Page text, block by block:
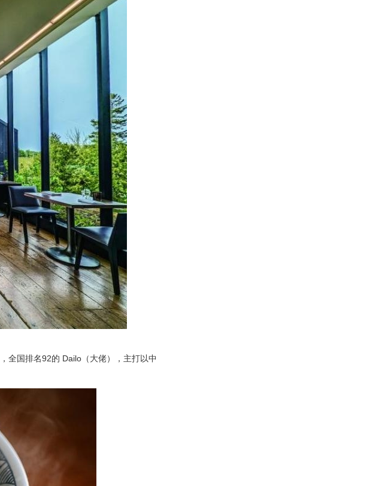
，全国排名92的 Dailo（大佬），主打以中